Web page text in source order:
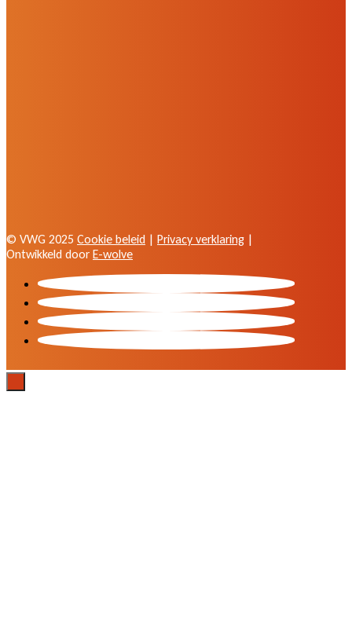
© VWG 2025 Cookie beleid | Privacy verklaring |
Ontwikkeld door E-wolve